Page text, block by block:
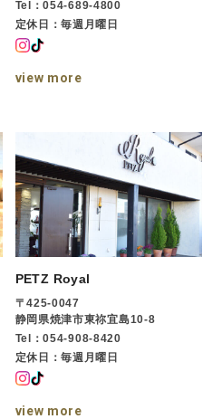
Tel：054-689-4800
定休日：毎週月曜日
view more
PETZ Royal
〒425-0047
静岡県焼津市東祢宜島10-8
Tel：054-908-8420
定休日：毎週月曜日
view more